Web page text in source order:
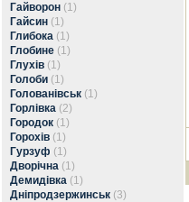
Гайворон (1)
Гайсин (1)
Глибока (1)
Глобине (1)
Глухів (1)
Голоби (1)
Голованівськ (1)
Горлівка (2)
Городок (1)
Горохів (1)
Гурзуф (1)
Дворічна (1)
Демидівка (1)
Дніпродзержинськ (3)